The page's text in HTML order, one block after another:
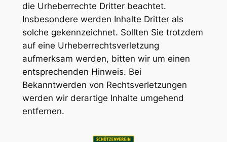
die Urheberrechte Dritter beachtet.
Insbesondere werden Inhalte Dritter als
solche gekennzeichnet. Sollten Sie trotzdem
auf eine Urheberrechtsverletzung
aufmerksam werden, bitten wir um einen
entsprechenden Hinweis. Bei
Bekanntwerden von Rechtsverletzungen
werden wir derartige Inhalte umgehend
entfernen.